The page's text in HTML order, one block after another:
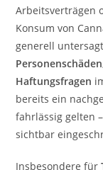
Arbeitsverträgen
Konsum von
generell
Personenschäden
Haftungsfragen
bereits ein
fahrlässig gelten
sichtbar
Insbesondere für